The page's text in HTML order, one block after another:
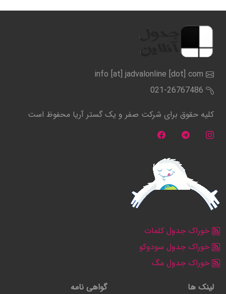
info [at] jadvalonline [dot] com
021-26767486
کلیه حقوق برای شرکت صفر و یک گستر آریا محفوظ است
خوراک جدول کلمات
خوراک جدول سودوکو
خوراک جدول مگ
لینک ها
گواهی نامه